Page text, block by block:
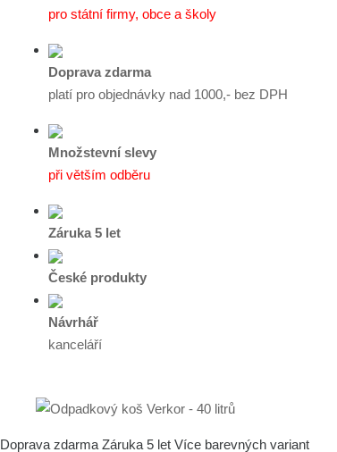
pro státní firmy, obce a školy
Doprava zdarma
platí pro objednávky nad 1000,- bez DPH
Množstevní slevy
při větším odběru
Záruka 5 let
České produkty
Návrhář
kanceláří
Doprava zdarma Záruka 5 let Více barevných variant